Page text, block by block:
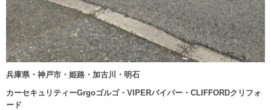
兵庫県・神戸市・姫路・加古川・明石
カーセキュリティーGrgoゴルゴ・VIPERバイパー・CLIFFORDクリフォ
ード